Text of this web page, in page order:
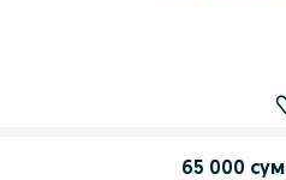
65 000 сум